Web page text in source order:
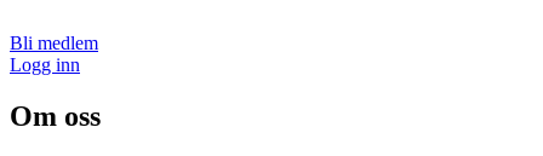
Bli medlem
Logg inn
Om oss